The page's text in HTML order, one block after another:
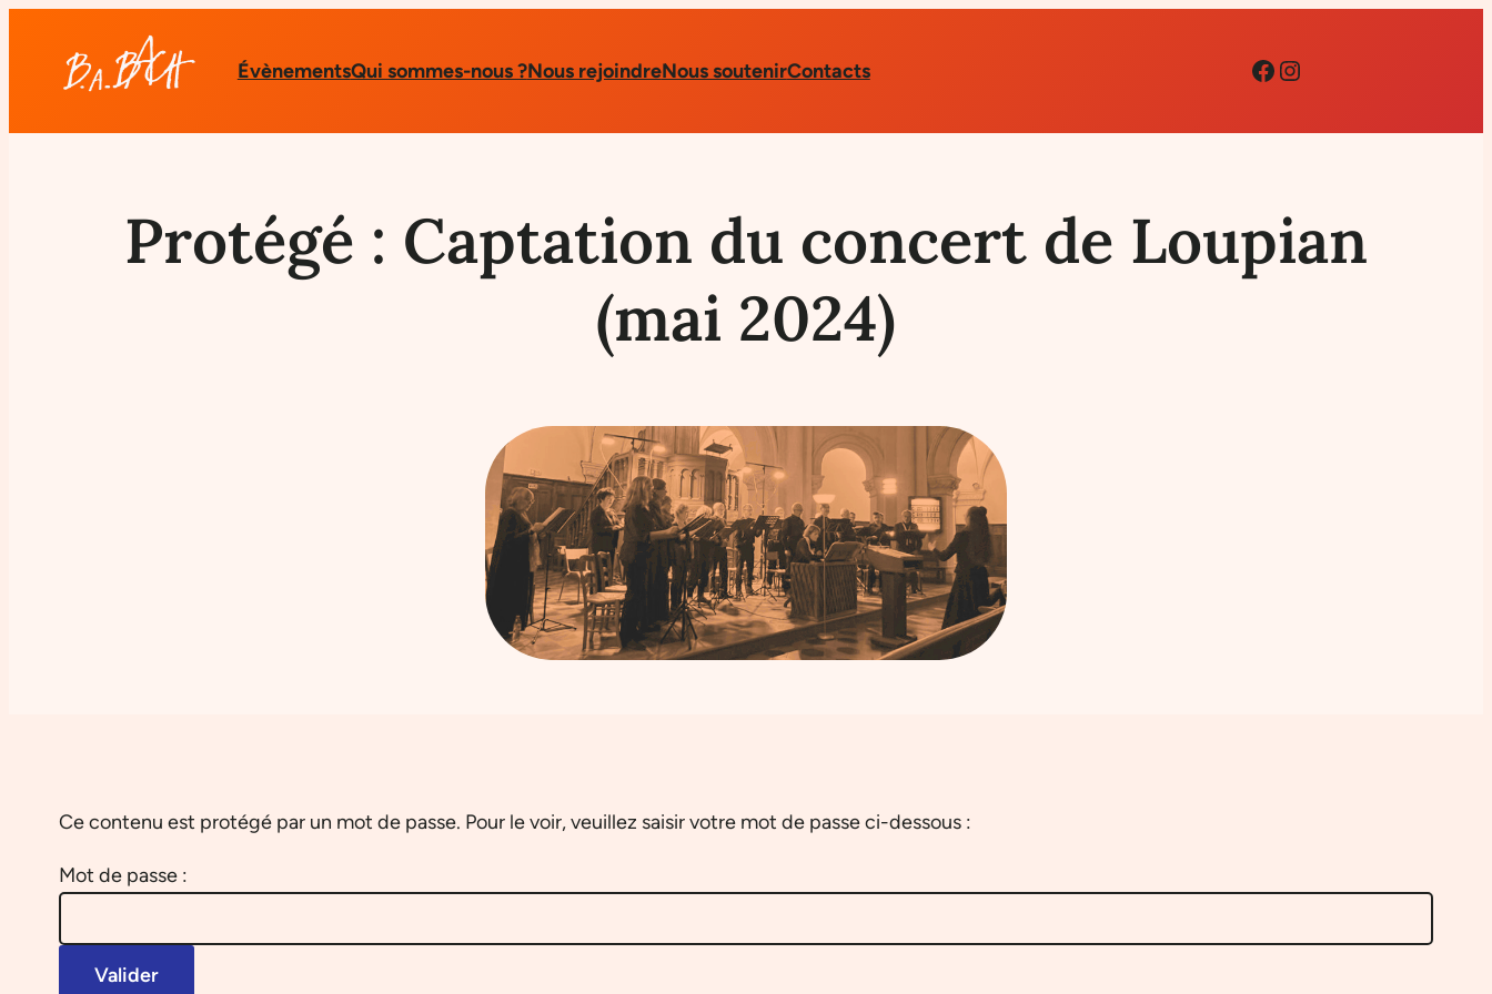
ÉvènementsQui sommes-nous ?Nous rejoindreNous soutenirContacts Facebook
Instagram
Protégé : Captation du concert de Loupian
(mai 2024)
Ce contenu est protégé par un mot de passe. Pour le voir, veuillez saisir votre mot de passe ci-dessous :
Mot de passe :